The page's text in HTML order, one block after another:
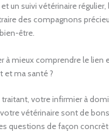
un suivi vétérinaire régulier,
des compagnons
être.
à mieux comprendre le lien
et ma santé ?
votre infirmier à
vétérinaire sont de
questions de façon